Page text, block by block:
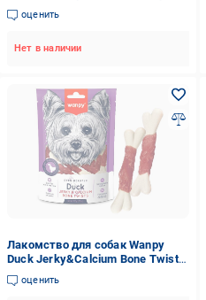
кость с вяленой курицей (CD-
08H)
оценить
Нет в наличии
Лакомство для собак Wanpy
Duck Jerky&Calcium Bone Twists
кость с вяленой уткой и
кальцием (DE-08H)
оценить